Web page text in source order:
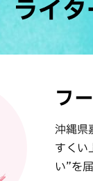
洋食
その
ブッフ
ライ
フ
沖縄県
すくい
い”を